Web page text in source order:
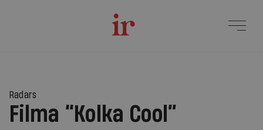
Radars
Filma “Kolka Cool”